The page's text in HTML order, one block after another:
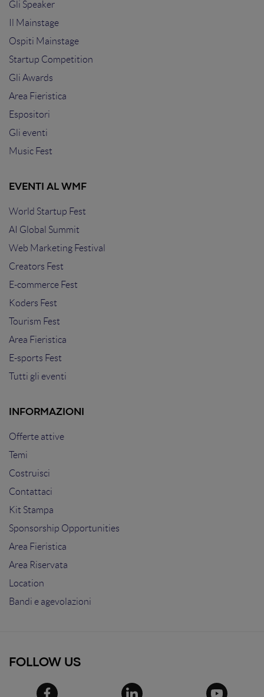
Gli Speaker
Il Mainstage
Ospiti Mainstage
Startup Competition
Gli Awards
Area Fieristica
Espositori
Gli eventi
Music Fest
EVENTI AL WMF
World Startup Fest
AI Global Summit
Web Marketing Festival
Creators Fest
E-commerce Fest
Koders Fest
Tourism Fest
Area Fieristica
E-sports Fest
Tutti gli eventi
INFORMAZIONI
Offerte attive
Temi
Costruisci
Contattaci
Kit Stampa
Sponsorship Opportunities
Area Fieristica
Area Riservata
Location
Bandi e agevolazioni
FOLLOW US